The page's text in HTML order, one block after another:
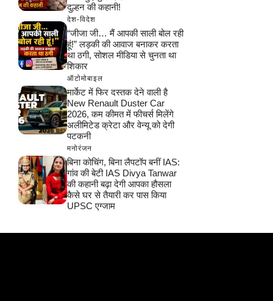
दुल्हन की कहानी!
देश-विदेश
“जीजा जी… मैं आपकी साली बोल रही
हूं!” लड़की की आवाज बनाकर करता
था ठगी, सोशल मीडिया से चुनता था
शिकार
ऑटोमोबाइल
मार्केट में फिर दस्तक देने वाली है
New Renault Duster Car
2026, कम कीमत में फीचर्स मिलेंगे
अलीमिटेड क्रेटा और वेन्यू को देगी
पटकनी
मनोरंजन
बिना कोचिंग, बिना लैपटॉप बनीं IAS:
गांव की बेटी IAS Divya Tanwar
की कहानी बढ़ा देगी आपका हौसला
कैसे घर से तैयारी कर पास किया
UPSC एग्जाम